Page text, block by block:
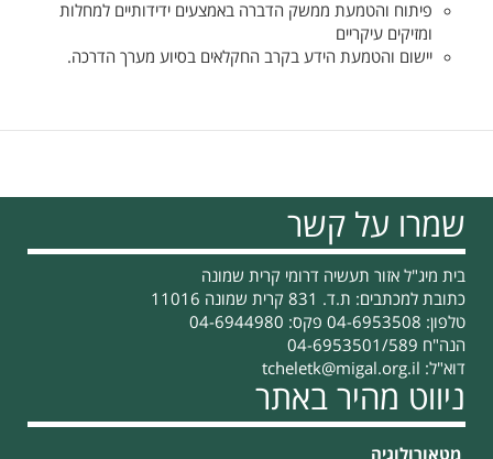
פיתוח והטמעת ממשק הדברה באמצעים ידידותיים למחלות
ומזיקים עיקריים
יישום והטמעת הידע בקרב החקלאים בסיוע מערך הדרכה.
שמרו על קשר
בית מיג"ל אזור תעשיה דרומי קרית שמונה
כתובת למכתבים: ת.ד. 831 קרית שמונה 11016
טלפון: 04-6953508 פקס: 04-6944980
הנה"ח 04-6953501/589
דוא"ל: tcheletk@migal.org.il
ניווט מהיר באתר